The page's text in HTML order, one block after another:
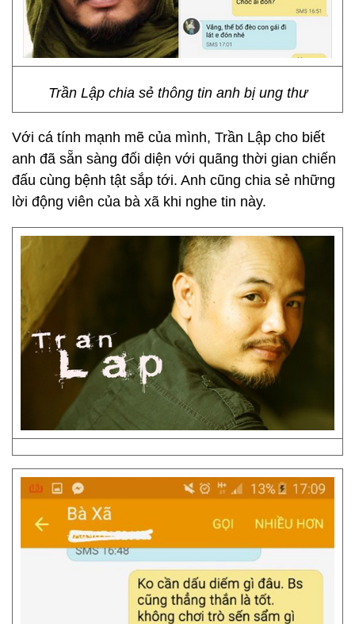
Trần Lập chia sẻ thông tin anh bị ung thư
Với cá tính mạnh mẽ của mình, Trần Lập cho biết
anh đã sẵn sàng đối diện với quãng thời gian chiến
đấu cùng bệnh tật sắp tới. Anh cũng chia sẻ những
lời động viên của bà xã khi nghe tin này.